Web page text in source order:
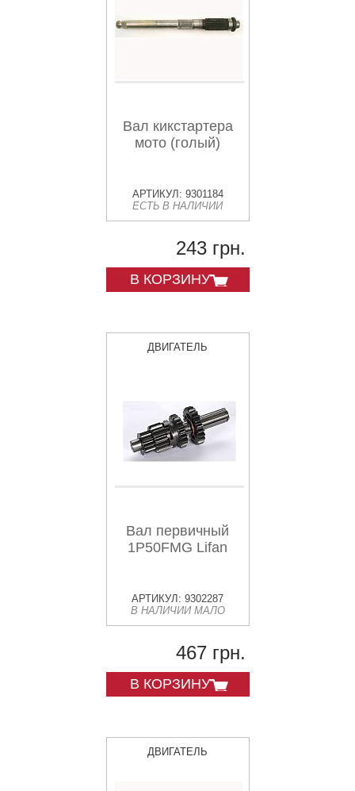
Вал кикстартера
мото (голый)
АРТИКУЛ: 9301184
ЕСТЬ В НАЛИЧИИ
243 грн.
В КОРЗИНУ
ДВИГАТЕЛЬ
Вал первичный
1P50FMG Lifan
АРТИКУЛ: 9302287
В НАЛИЧИИ МАЛО
467 грн.
В КОРЗИНУ
ДВИГАТЕЛЬ